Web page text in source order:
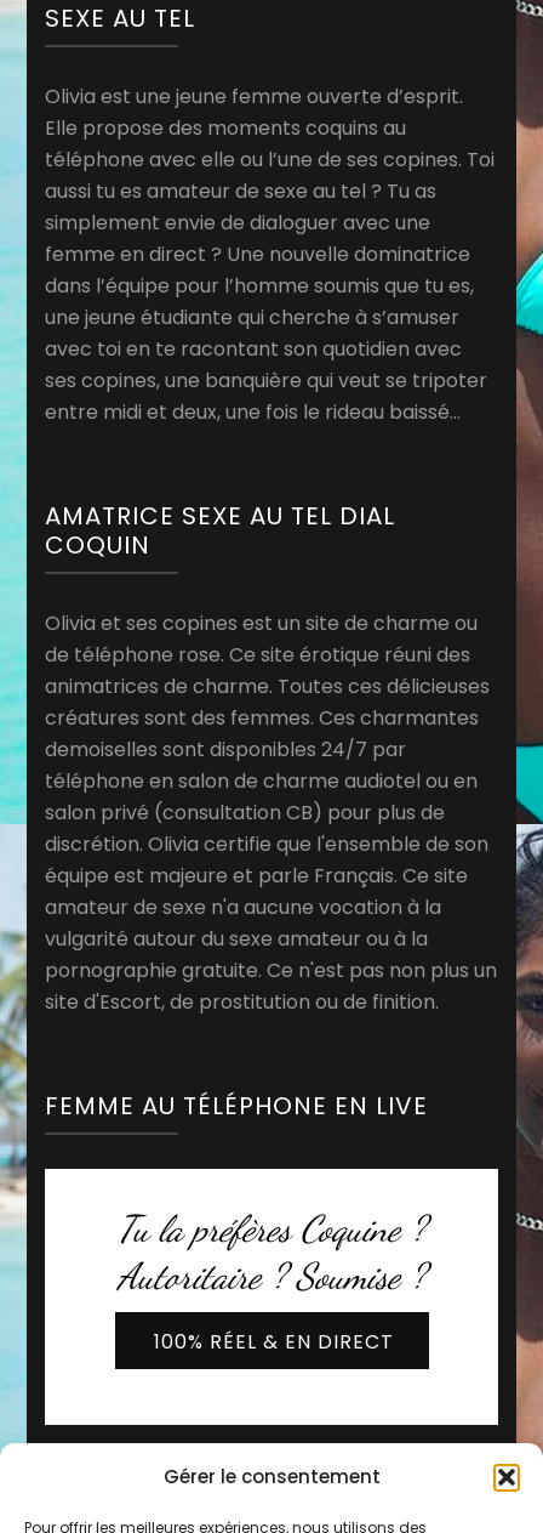
Gérer le consentement
Pour offrir les meilleures expériences, nous utilisons des
SEXE AU TEL
Olivia est une jeune femme ouverte d’esprit.
Elle propose des moments coquins au
téléphone avec elle ou l’une de ses copines. Toi
aussi tu es amateur de sexe au tel ? Tu as
simplement envie de dialoguer avec une
femme en direct ? Une nouvelle dominatrice
dans l’équipe pour l’homme soumis que tu es,
une jeune étudiante qui cherche à s’amuser
avec toi en te racontant son quotidien avec
ses copines, une banquière qui veut se tripoter
entre midi et deux, une fois le rideau baissé…
AMATRICE SEXE AU TEL DIAL
COQUIN
Olivia et ses copines est un site de charme ou
de téléphone rose. Ce site érotique réuni des
animatrices de charme. Toutes ces délicieuses
créatures sont des femmes. Ces charmantes
demoiselles sont disponibles 24/7 par
téléphone en salon de charme audiotel ou en
salon privé (consultation CB) pour plus de
discrétion. Olivia certifie que l'ensemble de son
équipe est majeure et parle Français. Ce site
amateur de sexe n'a aucune vocation à la
vulgarité autour du sexe amateur ou à la
pornographie gratuite. Ce n'est pas non plus un
site d'Escort, de prostitution ou de finition.
FEMME AU TÉLÉPHONE EN LIVE
Tu la préfères Coquine ?
Autoritaire ? Soumise ?
100% RÉEL & EN DIRECT